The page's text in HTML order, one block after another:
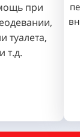
при
туалета,
т.д.